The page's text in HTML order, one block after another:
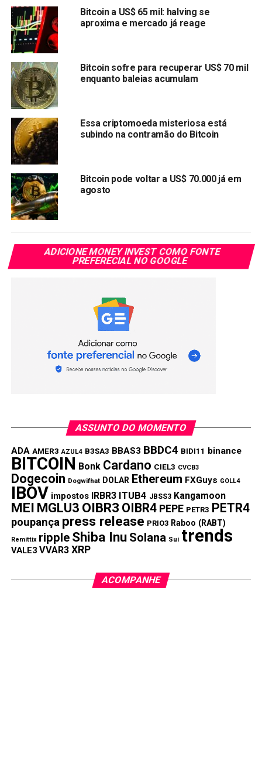
nessas redes aumentou 100%, 200%, 300% e 500%,
respectivamente, em comparação com o mesmo período
do ano anterior.
Compartilhar:
Copy
Link
WhatsApp
TÓPICOS RELACIONADOS: BITCOIN ETHEREUM
PRÓXIMA:
CEO da OpenAI é demitido: Worldcoin (WLD)
despenca 10%
NÃO PERCA:
ADA pode chegar a US$ 0,75 até o final de
dezembro?
Bitcoin a US$ 65 mil: halving se
aproxima e mercado já reage
Bitcoin sofre para recuperar US$ 70 mil
enquanto baleias acumulam
Essa criptomoeda misteriosa está
subindo na contramão do Bitcoin
Bitcoin pode voltar a US$ 70.000 já em
agosto
ADICIONE MONEY INVEST COMO FONTE
PREFERECIAL NO GOOGLE
ASSUNTO DO MOMENTO
ADA AMER3 AZUL4 B3SA3 BBAS3 BBDC4 BIDI11 binance
BITCOIN Bonk Cardano CIEL3 CVCB3
Dogecoin Dogwifhat DOLAR Ethereum FXGuys GOLL4
IBOV impostos IRBR3 ITUB4 JBSS3 Kangamoon
MEI MGLU3 OIBR3 OIBR4 PEPE PETR3 PETR4
poupança press release PRIO3 Raboo (RABT)
Remittix ripple Shiba Inu Solana Sui trends
VALE3 VVAR3 XRP
ACOMPANHE